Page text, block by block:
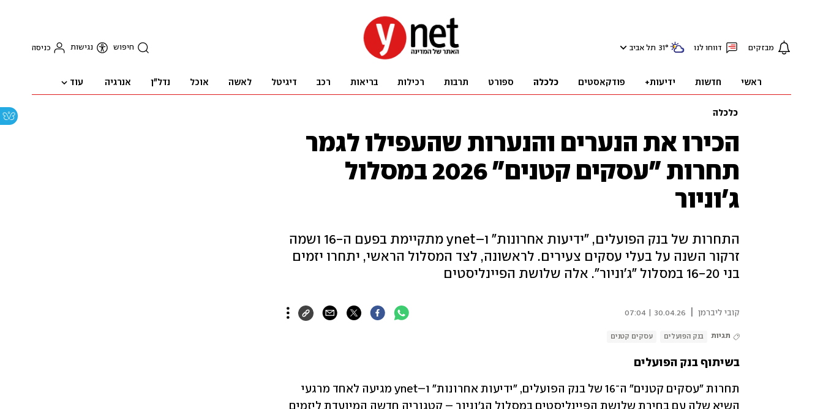
מבזקים דווחו לנו 31° תל אביב חיפוש נגישות כניסה
ראשי חדשות ידיעות+ פודקאסטים כלכלה ספורט תרבות רכילות בריאות רכב דיגיטל לאשה אוכל נדל"ן אנרגיה עוד
כלכלה
הכירו את הנערים והנערות שהעפילו לגמר
תחרות "עסקים קטנים" 2026 במסלול
ג'וניור
התחרות של בנק הפועלים, "ידיעות אחרונות" ו–ynet מתקיימת בפעם ה-16 ושמה
זרקור השנה על בעלי עסקים צעירים. לראשונה, לצד המסלול הראשי, יתחרו יזמים
בני 16-20 במסלול "ג'וניור". אלה שלושת הפיינליסטים
קובי ליברמן 30.04.26 | 07:04
תגיות בנק הפועלים עסקים קטנים
בשיתוף בנק הפועלים